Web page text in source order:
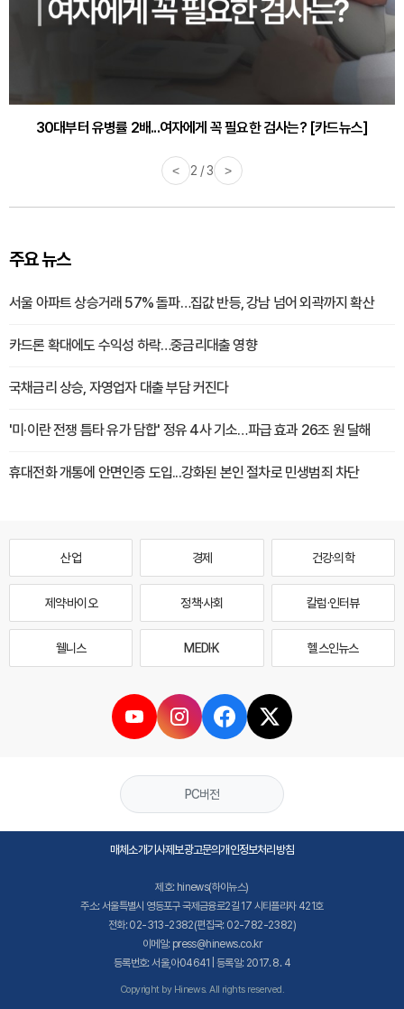
30대부터 유병률 2배...여자에게 꼭 필요한 검사는? [카드뉴스]
감기·독감 예방하고 면역력 높이는 4가지 영양제 [카드뉴스]
< 2 / 3 >
주요 뉴스
서울 아파트 상승거래 57% 돌파…집값 반등, 강남 넘어 외곽까지 확산
카드론 확대에도 수익성 하락…중금리대출 영향
국채금리 상승, 자영업자 대출 부담 커진다
'미·이란 전쟁 틈타 유가 담합' 정유 4사 기소…파급 효과 26조 원 달해
휴대전화 개통에 안면인증 도입...강화된 본인 절차로 민생범죄 차단
산업 경제 건강·의학
제약·바이오 정책·사회 칼럼·인터뷰
웰니스 MEDI·K 헬스인뉴스
PC버전
매체소개기사제보광고문의개인정보처리방침
제호: hinews(하이뉴스)
주소: 서울특별시 영등포구 국제금융로2길 17 시티플라자 421호
전화: 02-313-2382(편집국: 02-782-2382)
이메일: press@hinews.co.kr
등록번호: 서울,아04641 | 등록일: 2017. 8. 4
Copyright by Hinews. All rights reserved.